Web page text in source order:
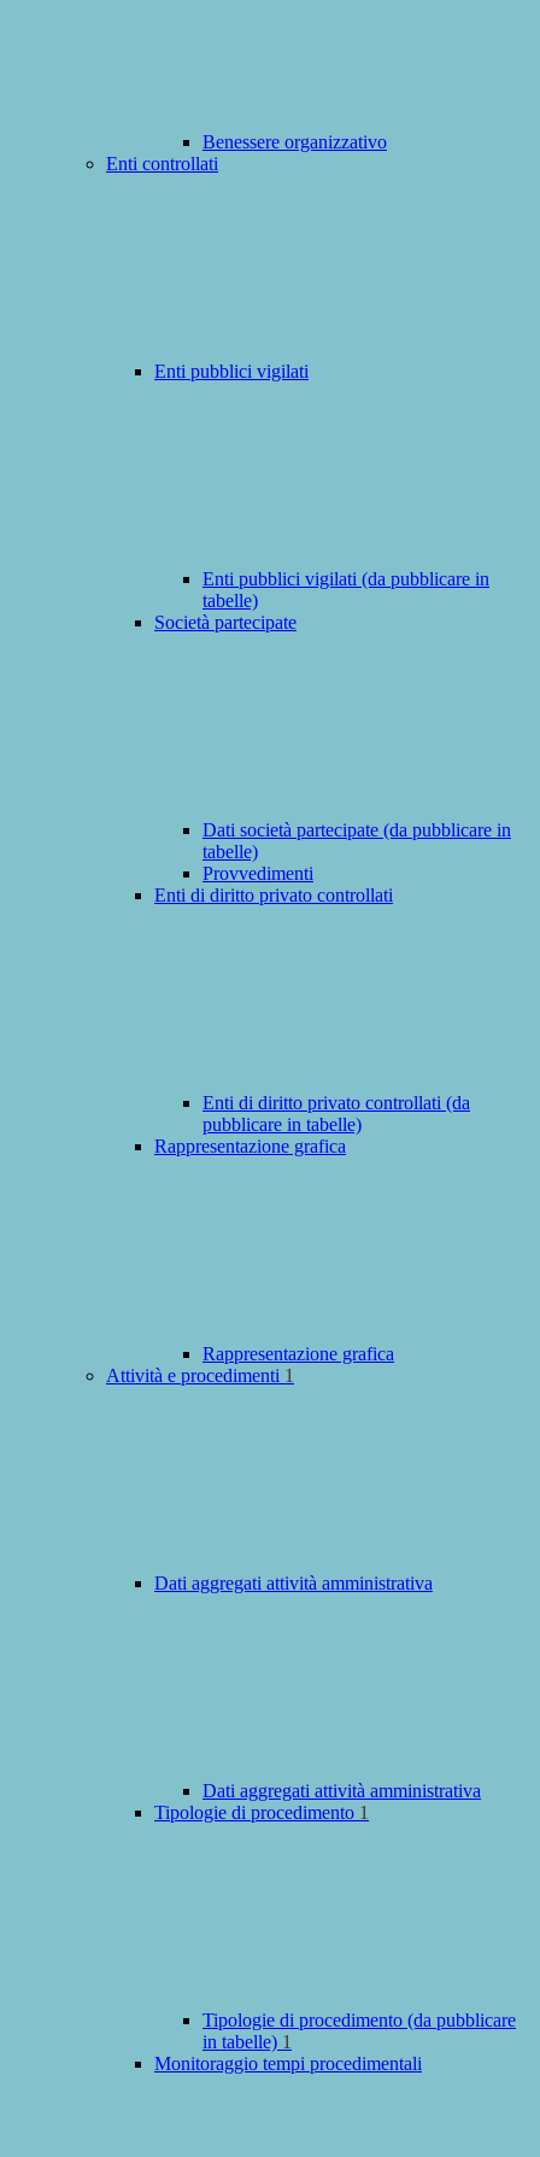
Benessere organizzativo
Enti controllati
Enti pubblici vigilati
Enti pubblici vigilati (da pubblicare in
tabelle)
Società partecipate
Dati società partecipate (da pubblicare in
tabelle)
Provvedimenti
Enti di diritto privato controllati
Enti di diritto privato controllati (da
pubblicare in tabelle)
Rappresentazione grafica
Rappresentazione grafica
Attività e procedimenti 1
Dati aggregati attività amministrativa
Dati aggregati attività amministrativa
Tipologie di procedimento 1
Tipologie di procedimento (da pubblicare
in tabelle) 1
Monitoraggio tempi procedimentali